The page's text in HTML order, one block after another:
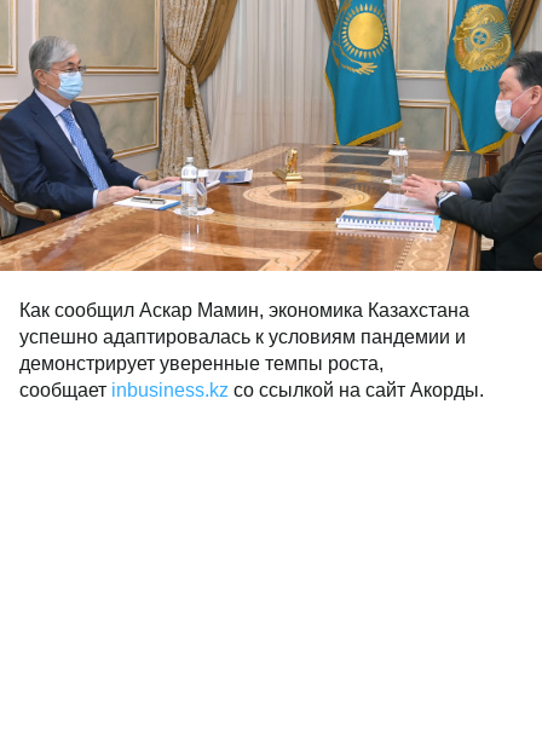
Как сообщил Аскар Мамин, экономика Казахстана
успешно адаптировалась к условиям пандемии и
демонстрирует уверенные темпы роста,
сообщает inbusiness.kz со ссылкой на сайт Акорды.